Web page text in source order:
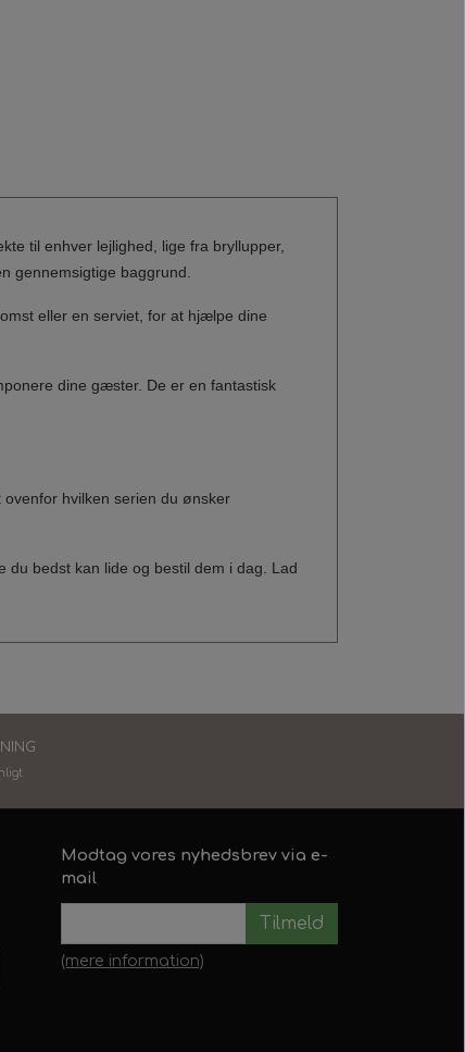
til enhver lejlighed, lige fra bryllupper,
gennemsigtige baggrund.
eller en serviet, for at hjælpe dine
dine gæster. De er en fantastisk
hvilken serien du ønsker
bedst kan lide og bestil dem i dag. Lad
t
Modtag vores nyhedsbrev via e-
mail
Tilmeld
(mere information)